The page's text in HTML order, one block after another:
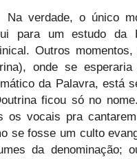
Na verdade, o único
para um estudo
Outros
onde se
da Palavra, está
ficou só no
os vocais pra
se fosse um culto
da denominação;